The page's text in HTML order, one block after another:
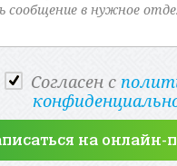
Cогласен с